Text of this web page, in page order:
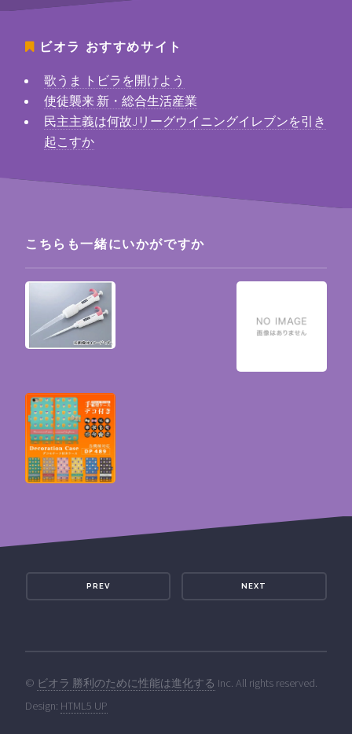
ビオラ おすすめサイト
歌うま トビラを開けよう
使徒襲来 新・総合生活産業
民主主義は何故Jリーグウイニングイレブンを引き
起こすか
こちらも一緒にいかがですか
PREV NEXT
© ビオラ 勝利のために性能は進化する Inc. All rights reserved.
Design: HTML5 UP